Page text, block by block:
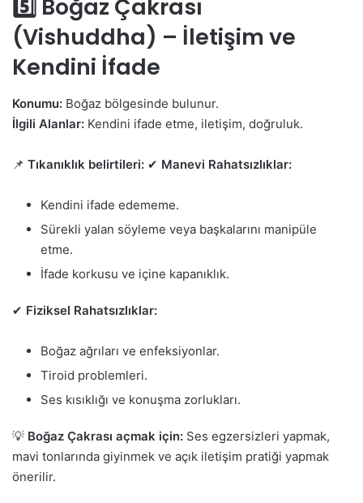
5️⃣ Boğaz Çakrası
(Vishuddha) – İletişim ve
Kendini İfade
Konumu: Boğaz bölgesinde bulunur.
İlgili Alanlar: Kendini ifade etme, iletişim, doğruluk.
📌 Tıkanıklık belirtileri: ✔ Manevi Rahatsızlıklar:
Kendini ifade edememe.
Sürekli yalan söyleme veya başkalarını manipüle
etme.
İfade korkusu ve içine kapanıklık.
✔ Fiziksel Rahatsızlıklar:
Boğaz ağrıları ve enfeksiyonlar.
Tiroid problemleri.
Ses kısıklığı ve konuşma zorlukları.
💡 Boğaz Çakrası açmak için: Ses egzersizleri yapmak,
mavi tonlarında giyinmek ve açık iletişim pratiği yapmak
önerilir.